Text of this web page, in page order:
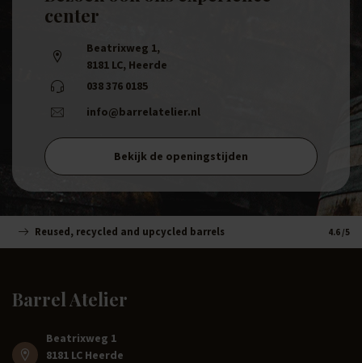
center
Beatrixweg 1,
8181 LC, Heerde
038 376 0185
info@barrelatelier.nl
Bekijk de openingstijden
Reused, recycled and upcycled barrels 4.6 /5
Barrel Atelier
Beatrixweg 1
8181 LC Heerde